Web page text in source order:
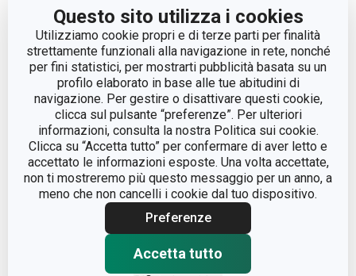
Questo sito utilizza i cookies
Utilizziamo cookie propri e di terze parti per finalità
strettamente funzionali alla navigazione in rete, nonché
per fini statistici, per mostrarti pubblicità basata su un
profilo elaborato in base alle tue abitudini di
navigazione. Per gestire o disattivare questi cookie,
clicca sul pulsante “preferenze”. Per ulteriori
informazioni, consulta la nostra Politica sui cookie.
Clicca su “Accetta tutto” per confermare di aver letto e
accettato le informazioni esposte. Una volta accettate,
non ti mostreremo più questo messaggio per un anno, a
meno che non cancelli i cookie dal tuo dispositivo.
Preferenze
Accetta tutto
LAVAGGIO IN LAVASTOVIGLIE
EAN 8595028496482
DURATA DELLA GARANZIA (IN
ANNI)
3
Pacchetto
PEZZI PER SET